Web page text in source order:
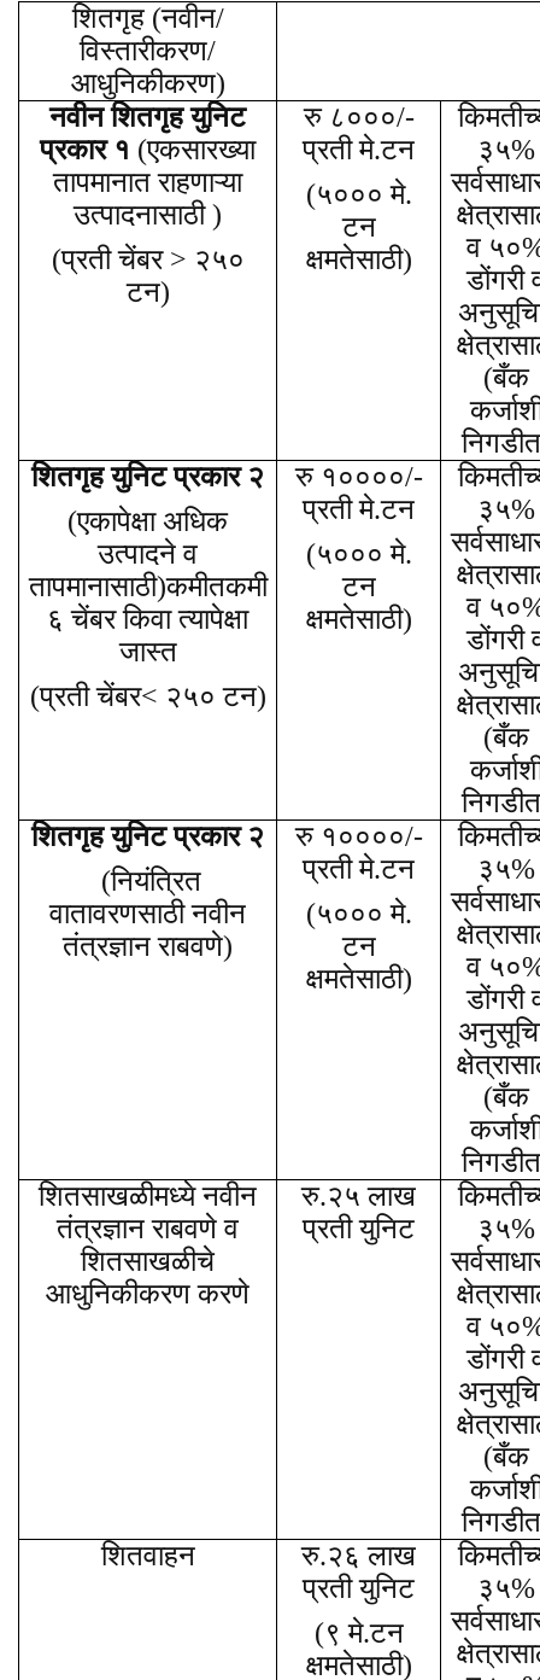
शितगृह (नवीन/
विस्तारीकरण/
आधुनिकीकरण)
नवीन शितगृह युनिट
प्रकार १ (एकसारख्या
तापमानात राहणाऱ्या
उत्पादनासाठी )
(प्रती चेंबर > २५०
टन)
रु ८०००/-
प्रती मे.टन
(५००० मे.
टन
क्षमतेसाठी)
३५%
व
डोंगरी
(बँक
शितगृह युनिट प्रकार २
(एकापेक्षा अधिक
उत्पादने व
तापमानासाठी)कमीतकमी
६ चेंबर किवा त्यापेक्षा
जास्त
(प्रती चेंबर< २५० टन)
रु १००००/-
प्रती मे.टन
(५००० मे.
टन
क्षमतेसाठी)
३५%
व
डोंगरी
(बँक
शितगृह युनिट प्रकार २
(नियंत्रित
वातावरणसाठी नवीन
तंत्रज्ञान राबवणे)
रु १००००/-
प्रती मे.टन
(५००० मे.
टन
क्षमतेसाठी)
३५%
व
डोंगरी
(बँक
शितसाखळीमध्ये नवीन
तंत्रज्ञान राबवणे व
शितसाखळीचे
आधुनिकीकरण करणे
रु.२५ लाख
प्रती युनिट
३५%
व
डोंगरी
(बँक
शितवाहन
रु.२६ लाख
प्रती युनिट
(९ मे.टन
क्षमतेसाठी)
३५%